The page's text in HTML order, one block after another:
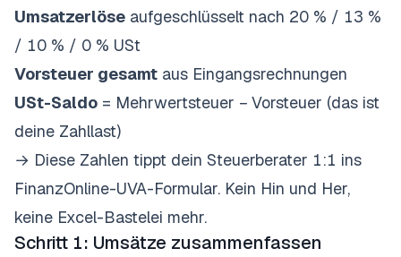
Umsatzerlöse aufgeschlüsselt nach 20 % / 13 %
/ 10 % / 0 % USt
Vorsteuer gesamt aus Eingangsrechnungen
USt-Saldo = Mehrwertsteuer − Vorsteuer (das ist
deine Zahllast)
→ Diese Zahlen tippt dein Steuerberater 1:1 ins
FinanzOnline-UVA-Formular. Kein Hin und Her,
keine Excel-Bastelei mehr.
Schritt 1: Umsätze zusammenfassen